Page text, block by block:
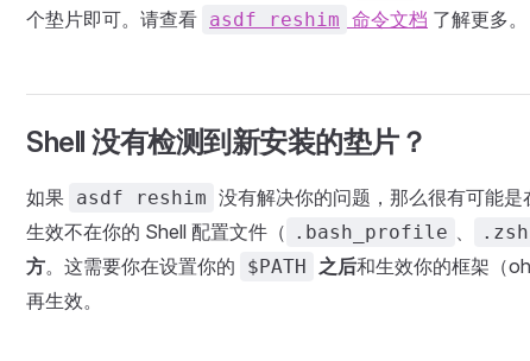
个垫片即可。请查看 asdf reshim 命令文档 了解更多。
Shell 没有检测到新安装的垫片？
如果 asdf reshim 没有解决你的问题，那么很有可能是
生效不在你的 Shell 配置文件（ .bash_profile 、
方。这需要你在设置你的 $PATH 之后和生效你的框架（
再生效。